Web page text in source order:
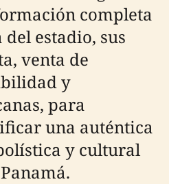
completa
estadio, sus
venta de
y
para
una auténtica
y cultural